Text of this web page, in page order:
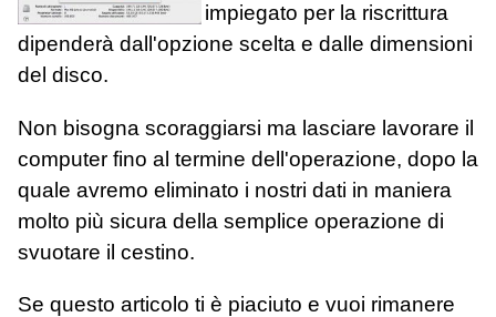
impiegato per la riscrittura
dipenderà dall'opzione scelta e dalle dimensioni
del disco.
Non bisogna scoraggiarsi ma lasciare lavorare il
computer fino al termine dell'operazione, dopo la
quale avremo eliminato i nostri dati in maniera
molto più sicura della semplice operazione di
svuotare il cestino.
Se questo articolo ti è piaciuto e vuoi rimanere